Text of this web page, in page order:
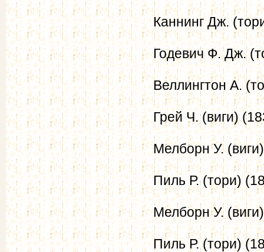
Каннинг Дж.
Годевич Ф. Дж.
Веллингтон А.
Грей Ч. (виги)
Мелборн У.
Пиль Р. (тори)
Мелборн У.
Пиль Р. (тори)